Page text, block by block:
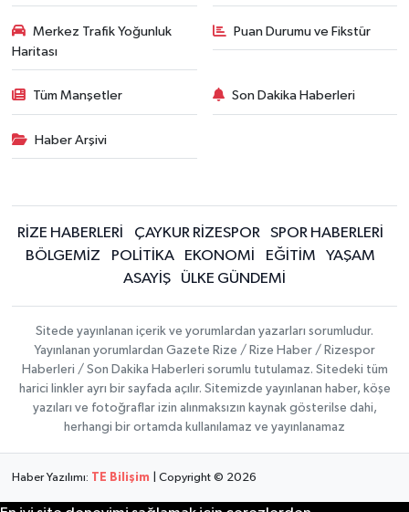
Merkez Trafik Yoğunluk
Haritası
Puan Durumu ve Fikstür
Tüm Manşetler Son Dakika Haberleri
Haber Arşivi
RİZE HABERLERİ ÇAYKUR RİZESPOR
SPOR HABERLERİ
BÖLGEMİZ
POLİTİKA EKONOMİ EĞİTİM
YAŞAM
ASAYİŞ
ÜLKE GÜNDEMİ
Sitede yayınlanan içerik ve yorumlardan yazarları sorumludur.
Yayınlanan yorumlardan Gazete Rize / Rize Haber / Rizespor
Haberleri / Son Dakika Haberleri sorumlu tutulamaz. Sitedeki tüm
harici linkler ayrı bir sayfada açılır. Sitemizde yayınlanan haber, köşe
yazıları ve fotoğraflar izin alınmaksızın kaynak gösterilse dahi,
herhangi bir ortamda kullanılamaz ve yayınlanamaz
Haber Yazılımı: TE Bilişim | Copyright © 2026